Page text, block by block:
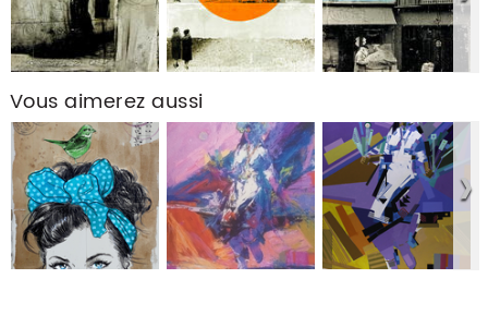
Vous aimerez aussi